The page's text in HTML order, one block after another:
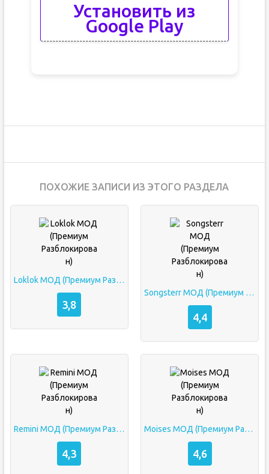
Установить из
Google Play
ПОХОЖИЕ ЗАПИСИ ИЗ ЭТОГО РАЗДЕЛА
Loklok МОД (Премиум Разблокирован)
3,8
Songsterr МОД (Премиум Разблокирован)
4,4
Remini МОД (Премиум Разблокирован)
4,3
Moises МОД (Премиум Разблокирован)
4,6